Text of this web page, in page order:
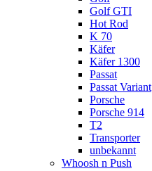
Golf GTI
Hot Rod
K 70
Käfer
Käfer 1300
Passat
Passat Variant
Porsche
Porsche 914
T2
Transporter
unbekannt
Whoosh n Push